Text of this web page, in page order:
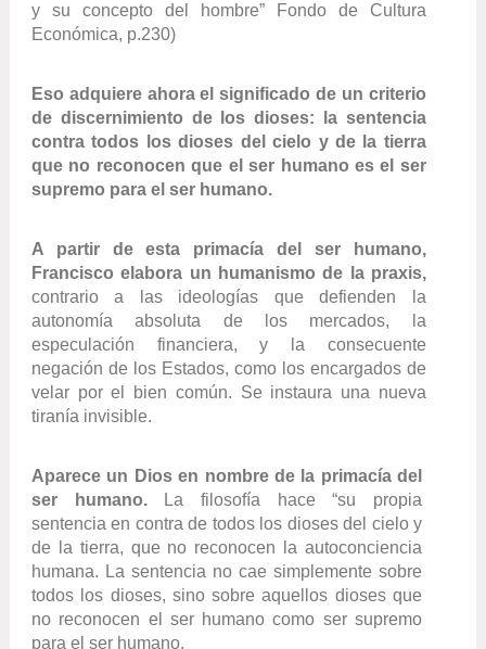
y su concepto del hombre” Fondo de Cultura
Económica, p.230)
Eso adquiere ahora el significado de un criterio
de discernimiento de los dioses: la sentencia
contra todos los dioses del cielo y de la tierra
que no reconocen que el ser humano es el ser
supremo para el ser humano.
A partir de esta primacía del ser humano,
Francisco elabora un humanismo de la praxis,
contrario a las
ideologías que defienden la
autonomía absoluta de los mercados, la
especulación financiera, y la consecuente
negación de los Estados, como los encargados de
velar por el bien común. Se instaura una nueva
tiranía invisible.
Aparece un Dios en nombre de la primacía del
ser humano.La filosofía hace “su propia
sentencia en contra de todos los dioses del cielo y
de la tierra, que no reconocen la autoconciencia
humana. La sentencia no cae simplemente sobre
todos los dioses, sino sobre aquellos dioses que
no reconocen el ser humano como ser supremo
para el ser humano.